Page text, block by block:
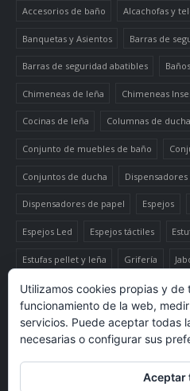
Accesorios de baño Alcachofas y
Banquetas y Asientos Barras de
Barras de seguridad abatibles Baños
Chimeneas de leña Chimeneas
Cocinas de leña Columnas de ducha
Conjunto de muebles de baño
Conjuntos de ducha
Dispensadores de papel Espejos
Espejos Led Espejos táctiles
Estufas pellet y leña Grifería
Luminaria Mueble auxiliar alto
Termo-productos de leña
TermoEstufas de Pellets Toalleros
Utilizamos cookies propias y
funcionamiento de la web,
servicios. Puede aceptar todas
necesarias o configurar sus
Aceptar